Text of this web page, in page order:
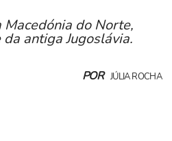
Macedónia do Norte,
antiga Jugoslávia.
POR JÚLIA ROCHA